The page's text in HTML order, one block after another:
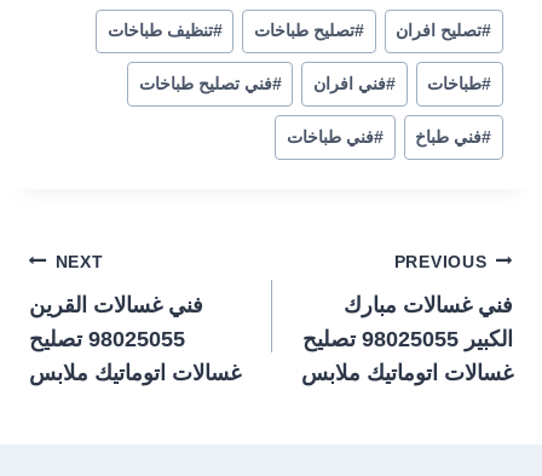
#تصليح افران #تصليح طباخات #تنظيف طباخات
#طباخات #فني افران #فني تصليح طباخات
#فني طباخ #فني طباخات
تصفّح
المقالات
PREVIOUS
فني غسالات مبارك
الكبير 98025055 تصليح
غسالات اتوماتيك ملابس
NEXT
فني غسالات القرين
98025055 تصليح
غسالات اتوماتيك ملابس